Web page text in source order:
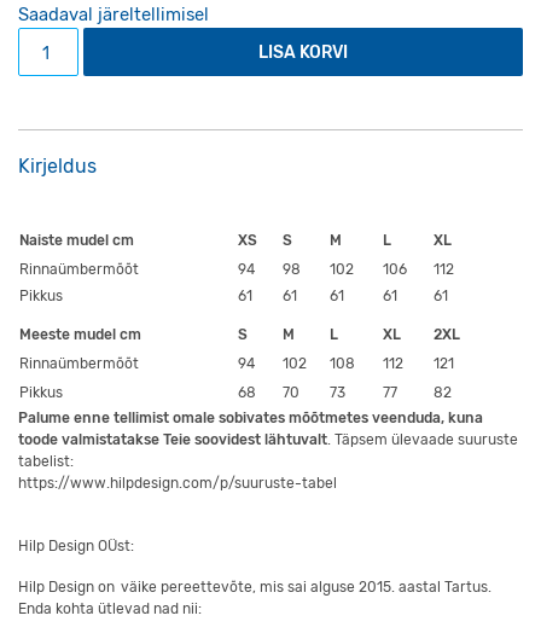
Saadaval järeltellimisel
Must T-särk Tiksu kogus
LISA KORVI
Kirjeldus
Naiste mudel cm XS S M L
XL
Rinnaümbermõõt
94 98 102 106
112
Pikkus
61 61 61 61 61
Meeste mudel cm S M L XL
2XL
Rinnaümbermõõt
94 102 108 112
121
Pikkus
68 70 73 77
82
Palume enne tellimist omale sobivates mõõtmetes veenduda, kuna
toode valmistatakse Teie soovidest lähtuvalt. Täpsem ülevaade suuruste
tabelist:
https://www.hilpdesign.com/p/suuruste-tabel
Hilp Design OÜst:
Hilp Design on väike pereettevõte, mis sai alguse 2015. aastal Tartus.
Enda kohta ütlevad nad nii: